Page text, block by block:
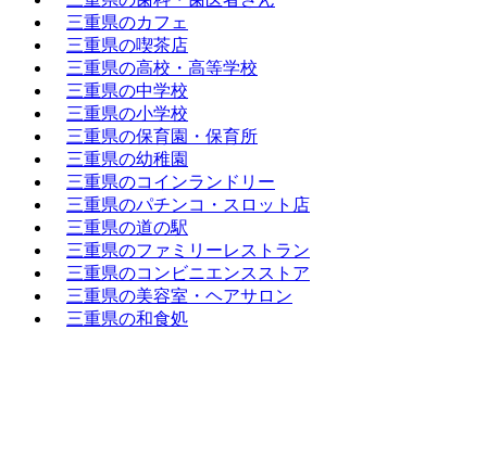
三重県のカフェ
三重県の喫茶店
三重県の高校・高等学校
三重県の中学校
三重県の小学校
三重県の保育園・保育所
三重県の幼稚園
三重県のコインランドリー
三重県のパチンコ・スロット店
三重県の道の駅
三重県のファミリーレストラン
三重県のコンビニエンスストア
三重県の美容室・ヘアサロン
三重県の和食処